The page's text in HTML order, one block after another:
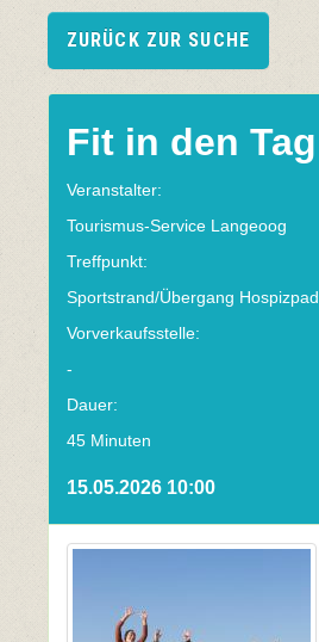
ZURÜCK ZUR SUCHE
Fit in den Tag
Veranstalter:
Tourismus-Service Langeoog
Treffpunkt:
Sportstrand/Übergang Hospizpad
Vorverkaufsstelle:
-
Dauer:
45 Minuten
15.05.2026 10:00